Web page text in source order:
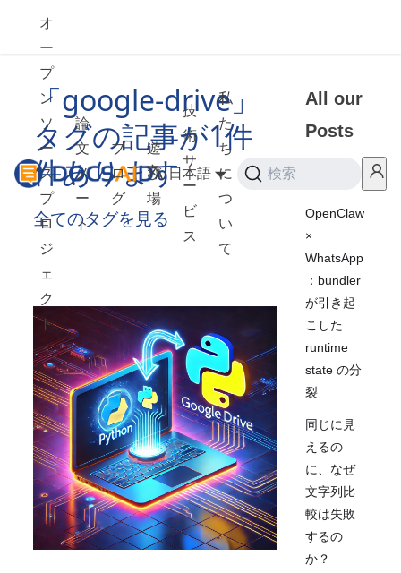
オ
ー
プ
ン
ソ
ー
ス
プ
ロ
ジ
ェ
ク
ト
論
文
ノ
ー
ト
ブ
ロ
グ
遊
び
場
技
術
サ
ー
ビ
ス
私
た
ち
に
つ
い
て
日本語 検索
「google-drive」
タグの記事が1件
件あります
全てのタグを見る
All our
Posts
OpenClaw
×
WhatsApp
：bundler
が引き起
こした
runtime
state の分
裂
同じに見
えるの
に、なぜ
文字列比
較は失敗
するの
か？